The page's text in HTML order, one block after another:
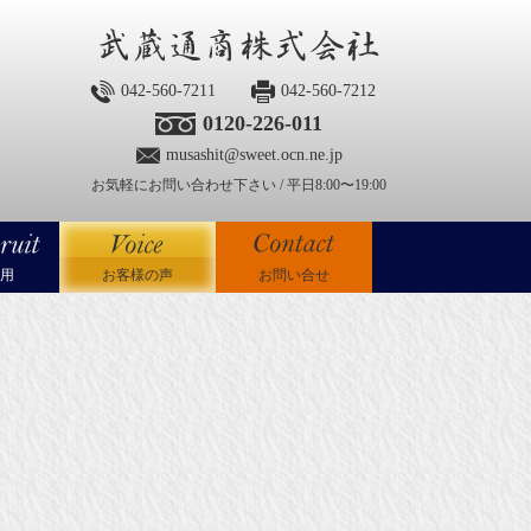
042-560-7211 042-560-7212
0120-226-011
musashit@sweet.ocn.ne.jp
お気軽にお問い合わせ下さい / 平日8:00〜19:00
お客様の声 お問い合せ